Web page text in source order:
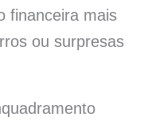
financeira mais
ou surpresas